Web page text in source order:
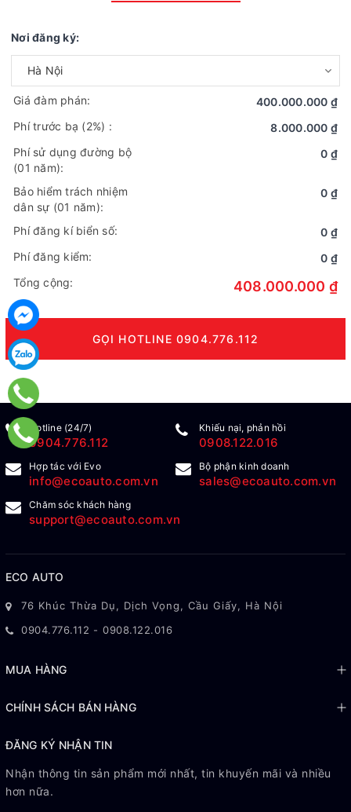
Nơi đăng ký:
Giá đàm phán:
400.000.000 ₫
Phí trước bạ (2%) :
8.000.000 ₫
Phí sử dụng đường bộ
(01 năm):
0 ₫
Bảo hiểm trách nhiệm
dân sự (01 năm):
0 ₫
Phí đăng kí biển số:
0 ₫
Phí đăng kiểm:
0 ₫
Tổng cộng:
408.000.000 ₫
GỌI HOTLINE 0904.776.112
Hotline (24/7)
0904.776.112
Khiếu nại, phản hồi
0908.122.016
Hợp tác với Evo
info@ecoauto.com.vn
Bộ phận kinh doanh
sales@ecoauto.com.vn
Chăm sóc khách hàng
support@ecoauto.com.vn
ECO AUTO
76 Khúc Thừa Dụ, Dịch Vọng, Cầu Giấy, Hà Nội
0904.776.112 - 0908.122.016
MUA HÀNG
CHÍNH SÁCH BÁN HÀNG
ĐĂNG KÝ NHẬN TIN
Nhận thông tin sản phẩm mới nhất, tin khuyến mãi và nhiều
hơn nữa.